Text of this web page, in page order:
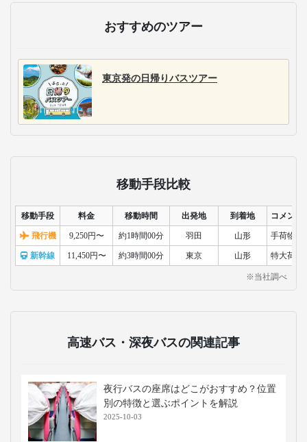
おすすめのツアー
東京発の日帰りバスツアー
移動手段比較
移動手段 料金 移動時間 出発地 到着地 コメント
飛行機 9,250円〜 約1時間00分 羽田 山形 手荷物検
新幹線 11,450円〜 約3時間00分 東京 山形 特大荷物
※当社調べ
高速バス・深夜バスの関連記事
夜行バスの座席はどこがおすすめ？位置
別の特徴と選ぶポイントを解説
2025-10-03